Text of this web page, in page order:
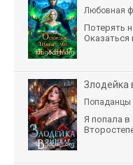
Любовная
Потерять
Оказаться
Злодейка
Попаданцы
Я попала